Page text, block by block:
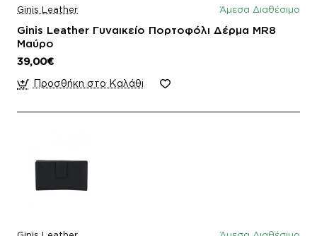
Ginis Leather Άμεσα Διαθέσιμο
Ginis Leather Γυναικείο Πορτοφόλι Δέρμα MR8
Μαύρο
39,00€
Προσθήκη στο Καλάθι